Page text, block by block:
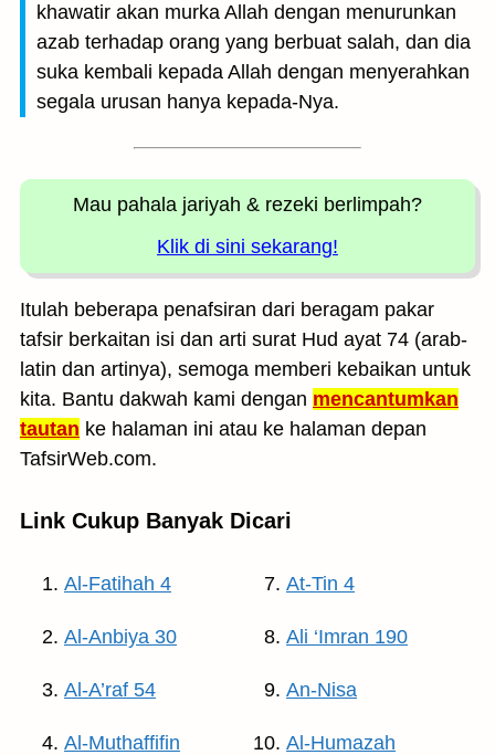
khawatir akan murka Allah dengan menurunkan
azab terhadap orang yang berbuat salah, dan dia
suka kembali kepada Allah dengan menyerahkan
segala urusan hanya kepada-Nya.
Mau pahala jariyah & rezeki berlimpah?
Klik di sini sekarang!
Itulah beberapa penafsiran dari beragam pakar
tafsir berkaitan isi dan arti surat Hud ayat 74 (arab-
latin dan artinya), semoga memberi kebaikan untuk
kita. Bantu dakwah kami dengan mencantumkan
tautan ke halaman ini atau ke halaman depan
TafsirWeb.com.
Link Cukup Banyak Dicari
Al-Fatihah 4
Al-Anbiya 30
Al-A’raf 54
Al-Muthaffifin
At-Tin 4
Ali ‘Imran 190
An-Nisa
Al-Humazah